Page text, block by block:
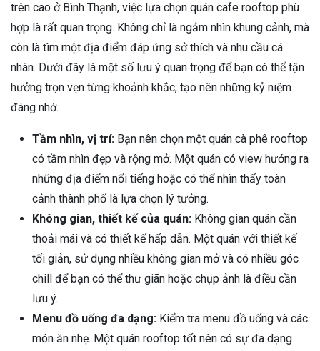
trên cao ở Bình Thạnh, việc lựa chọn quán cafe rooftop phù
hợp là rất quan trọng. Không chỉ là ngắm nhìn khung cảnh, mà
còn là tìm một địa điểm đáp ứng sở thích và nhu cầu cá
nhân. Dưới đây là một số lưu ý quan trọng để bạn có thể tận
hưởng trọn vẹn từng khoảnh khắc, tạo nên những kỷ niệm
đáng nhớ.
Tầm nhìn, vị trí: Bạn nên chọn một quán cà phê rooftop
có tầm nhìn đẹp và rộng mở. Một quán có view hướng ra
những địa điểm nổi tiếng hoặc có thể nhìn thấy toàn
cảnh thành phố là lựa chọn lý tưởng.
Không gian, thiết kế của quán: Không gian quán cần
thoải mái và có thiết kế hấp dẫn. Một quán với thiết kế
tối giản, sử dụng nhiều không gian mở và có nhiều góc
chill để bạn có thể thư giãn hoặc chụp ảnh là điều cần
lưu ý.
Menu đồ uống đa dạng: Kiểm tra menu đồ uống và các
món ăn nhẹ. Một quán rooftop tốt nên có sự đa dạng